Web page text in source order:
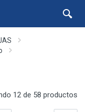
12 de 58 productos